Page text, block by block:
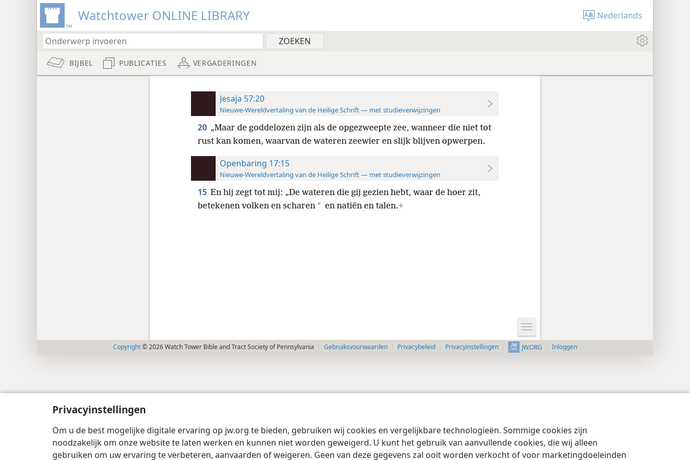
Privacyinstellingen
Om u de best mogelijke digitale ervaring op jw.org te bieden, gebruiken wij cookies en vergelijkbare technologieën. Sommige cookies zijn
noodzakelijk om onze website te laten werken en kunnen niet worden geweigerd. U kunt het gebruik van aanvullende cookies, die wij alleen
gebruiken om uw ervaring te verbeteren, aanvaarden of weigeren. Geen van deze gegevens zal ooit worden verkocht of voor marketingdoeleinden
Watchtower ONLINE LIBRARY Nederlands
BIJBEL PUBLICATIES VERGADERINGEN
Jesaja 57:20
Nieuwe-Wereldvertaling van de Heilige Schrift — met studieverwijzingen
20 „Maar de goddelozen zijn als de opgezweepte zee, wanneer die niet tot
rust kan komen, waarvan de wateren zeewier en slijk blijven opwerpen.
Openbaring 17:15
Nieuwe-Wereldvertaling van de Heilige Schrift — met studieverwijzingen
15 En hij zegt tot mij: „De wateren die gij gezien hebt, waar de hoer zit,
betekenen volken en scharen * en natiën en talen.+
Copyright© 2026 Watch Tower Bible and Tract Society of Pennsylvania Gebruiksvoorwaarden Privacybeleid Privacyinstellingen JW.ORG Inloggen